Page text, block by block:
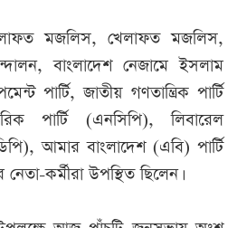
মজলিস, খেলাফত মজলিস,
বাংলাদেশ নেজামে ইসলাম
পার্টি, জাতীয় গণতান্ত্রিক পার্টি
পার্টি (এনসিপি), লিবারেল
আমার বাংলাদেশ (এবি) পার্টি
নেতা-কর্মীরা উপস্থিত ছিলেন।